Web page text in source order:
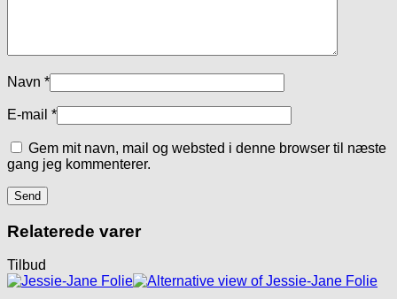
Navn *
E-mail *
Gem mit navn, mail og websted i denne browser til næste
gang jeg kommenterer.
Relaterede varer
Tilbud